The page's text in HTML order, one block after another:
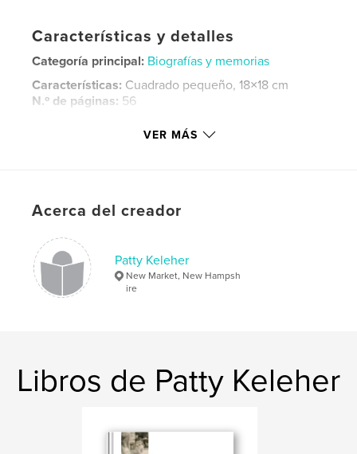
Características y detalles
Categoría principal: Biografías y memorias
Características: Cuadrado pequeño, 18×18 cm
N.º de páginas: 56
abr. 05, 2014
VER MÁS
Acerca del creador
Patty Keleher
New Market, New Hampsh
ire
Libros de Patty Keleher